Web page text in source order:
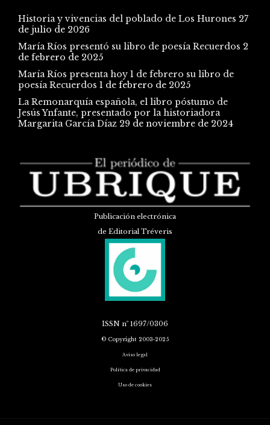
Historia y vivencias del poblado de Los Hurones 27
de julio de 2026
María Ríos presentó su libro de poesía Recuerdos 2
de febrero de 2025
María Ríos presenta hoy 1 de febrero su libro de
poesía Recuerdos 1 de febrero de 2025
La Remonarquía española, el libro póstumo de
Jesús Ynfante, presentado por la historiadora
Margarita García Díaz 29 de noviembre de 2024
Publicación electrónica
de Editorial Tréveris
ISSN nº 1697/0306
© Copyright 2003-2025
Aviso legal
Política de privacidad
Uso de cookies